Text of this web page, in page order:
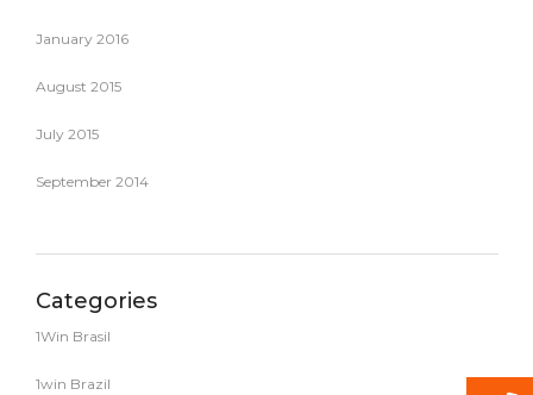
January 2016
August 2015
July 2015
September 2014
Categories
1Win Brasil
1win Brazil